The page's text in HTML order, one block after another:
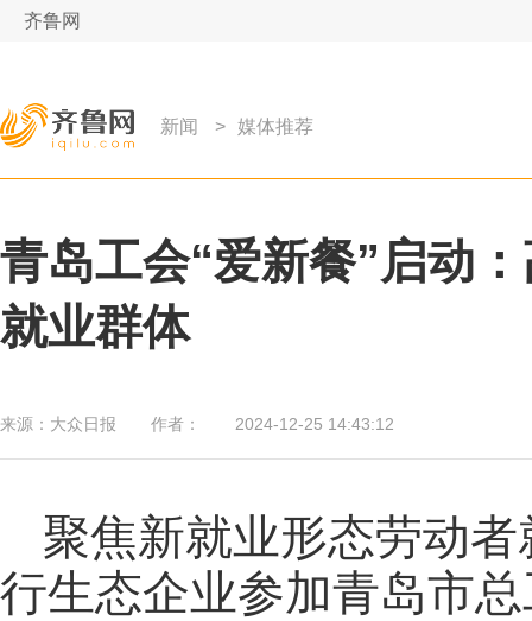
齐鲁网
新闻 > 媒体推荐
青岛工会“爱新餐”启动
就业群体
来源： 大众日报 作者： 2024-12-25 14:43:12
聚焦新就业形态劳动
行生态企业参加青岛市